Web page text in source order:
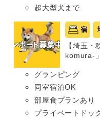
超大型犬まで
宿
【埼玉
komura-」
グランピング
同室宿泊OK
部屋食プランあり
プライベートドッ